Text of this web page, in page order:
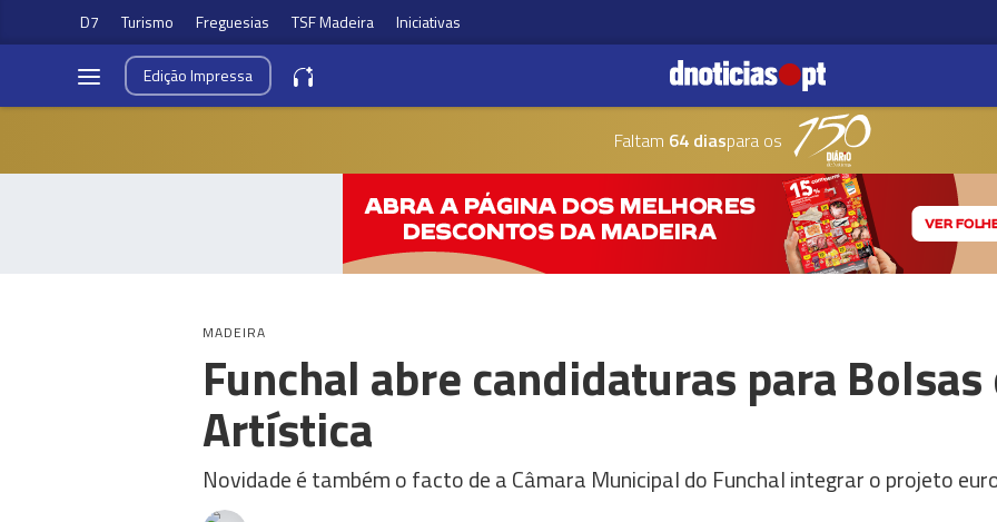
D7 Turismo Freguesias TSF Madeira Iniciativas
EdiçãoImpressa
Faltam 64 diaspara os
MADEIRA
Funchal abre candidaturas para Bolsas
Artística
Novidade é também o facto de a Câmara Municipal do Funchal integrar o projeto